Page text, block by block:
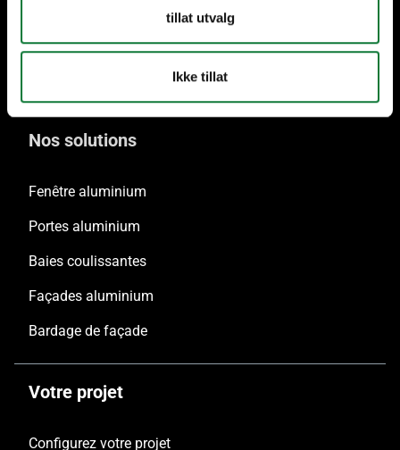
tillat utvalg
Ikke tillat
Seulement aluminium
Nos solutions
Fenêtre aluminium
Portes aluminium
Baies coulissantes
Façades aluminium
Bardage de façade
Votre projet
Configurez votre projet